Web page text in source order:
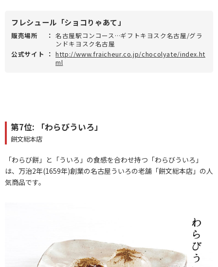
フレシュール「ショコりゃあて」
販売場所 ： 名古屋駅コンコース…ギフトキヨスク名古屋/グラ
ンドキヨスク名古屋
公式サイト
： http://www.fraicheur.co.jp/chocolyate/index.ht
ml
第7位: 「わらびういろ」
餅文総本店
「わらび餅」と「ういろ」の食感を合わせ持つ「わらびういろ」
は、万治2年(1659年)創業の名古屋ういろの老舗「餅文総本店」の人
気商品です。